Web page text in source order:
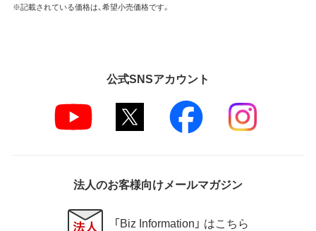
※記載されている価格は、希望小売価格です。
公式SNSアカウント
法人のお客様向けメールマガジン
「Biz Information」 はこちら